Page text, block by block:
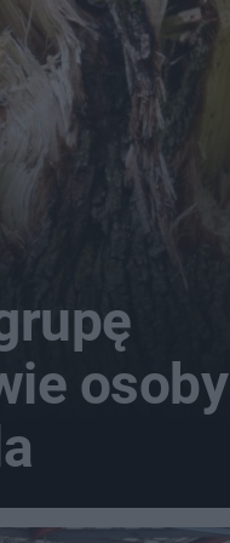
osoby